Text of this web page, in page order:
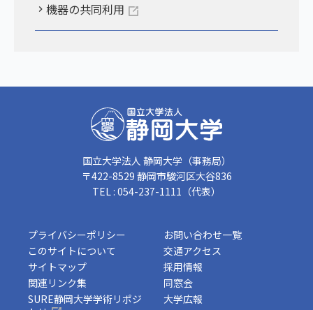
機器の共同利用
国立大学法人 静岡大学（事務局）
〒422-8529 静岡市駿河区大谷836
TEL : 054-237-1111（代表）
プライバシーポリシー
このサイトについて
サイトマップ
関連リンク集
お問い合わせ一覧
交通アクセス
採用情報
同窓会
SURE静岡大学学術リポジ
大学広報